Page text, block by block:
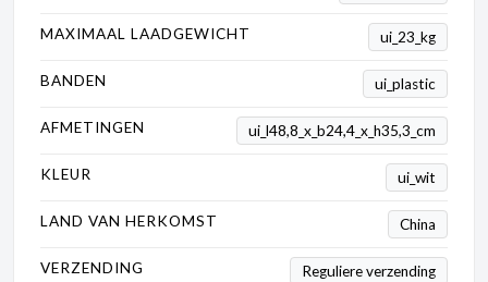
MAXIMAAL LAADGEWICHT ui_23_kg
BANDEN ui_plastic
AFMETINGEN ui_l48,8_x_b24,4_x_h35,3_cm
KLEUR ui_wit
LAND VAN HERKOMST China
VERZENDING Reguliere verzending